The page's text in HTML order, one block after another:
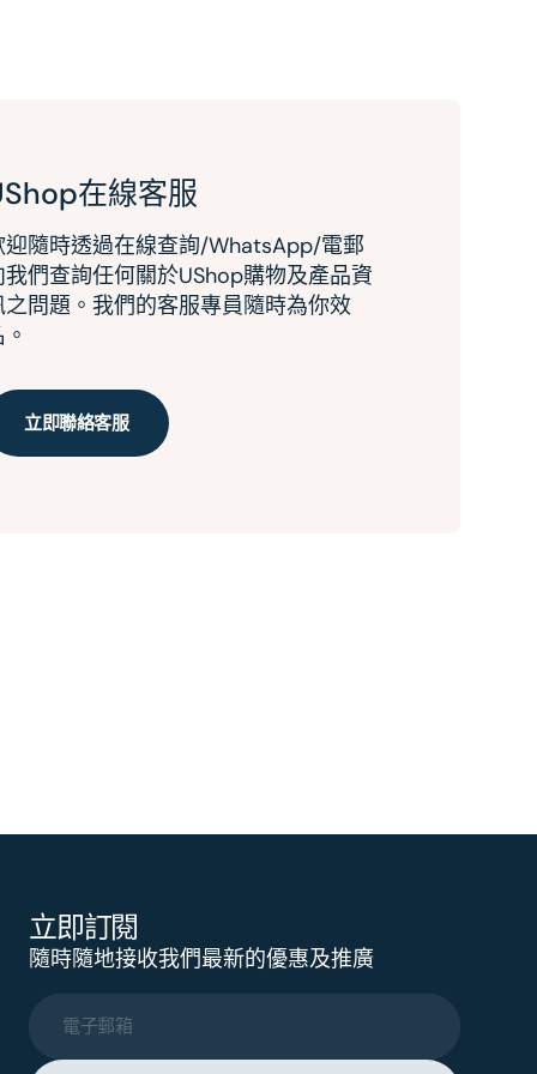
在線客服
迎隨時透過在線查詢/WhatsApp/電郵
我們查詢任何關於UShop購物及產品資
之問題。我們的客服專員隨時為你效
立即聯絡客服
立即訂閱
隨時隨地接收我們最新的優惠及推廣
電子郵箱